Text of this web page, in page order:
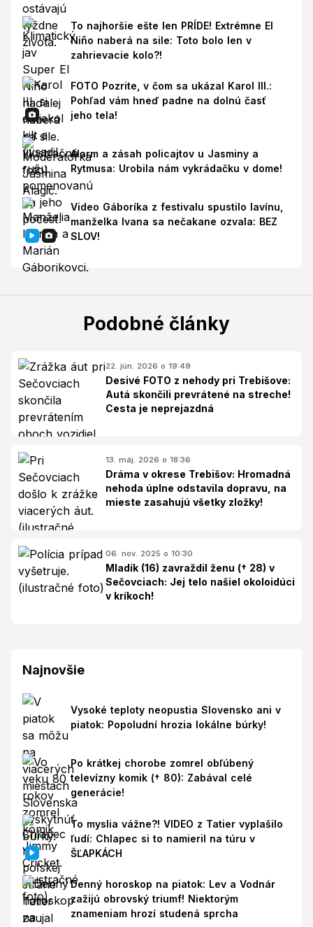
To najhoršie ešte len PRÍDE! Extrémne El
Niño naberá na sile: Toto bolo len v
zahrievacie kolo?!
FOTO Pozrite, v čom sa ukázal Karol III.:
Pohľad vám hneď padne na dolnú časť
jeho tela!
Alarm a zásah policajtov u Jasminy a
Rytmusa: Urobila nám vykrádačku v dome!
Video Gáboríka z festivalu spustilo lavínu,
manželka Ivana sa nečakane ozvala: BEZ
SLOV!
Podobné články
22. jún. 2026 o 19:49
Desivé FOTO z nehody pri Trebišove:
Autá skončili prevrátené na streche!
Cesta je neprejazdná
13. máj. 2026 o 18:36
Dráma v okrese Trebišov: Hromadná
nehoda úplne odstavila dopravu, na
mieste zasahujú všetky zložky!
06. nov. 2025 o 10:30
Mladík (16) zavraždil ženu († 28) v
Sečovciach: Jej telo našiel okoloidúci
v kríkoch!
Najnovšie
Vysoké teploty neopustia Slovensko ani v
piatok: Popoludní hrozia lokálne búrky!
Po krátkej chorobe zomrel obľúbený
televízny komik († 80): Zabával celé
generácie!
To myslia vážne?! VIDEO z Tatier vyplašilo
ľudí: Chlapec si to namieril na túru v
ŠĽAPKÁCH
Denný horoskop na piatok: Lev a Vodnár
zažijú obrovský triumf! Niektorým
znameniam hrozí studená sprcha